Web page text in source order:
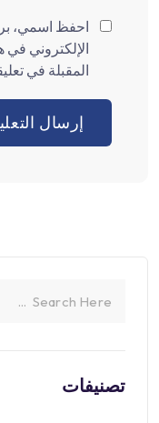
احفظ اسمي،
الإلكتروني في
المقبلة في
تصنيفات